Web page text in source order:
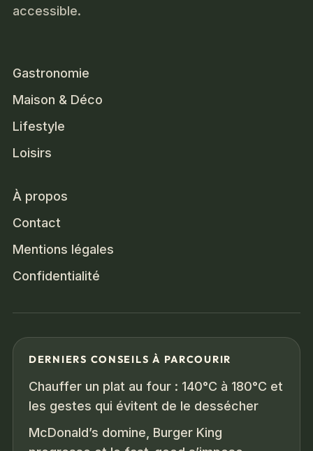
accessible.
Gastronomie
Maison & Déco
Lifestyle
Loisirs
À propos
Contact
Mentions légales
Confidentialité
DERNIERS CONSEILS À PARCOURIR
Chauffer un plat au four : 140°C à 180°C et
les gestes qui évitent de le dessécher
McDonald’s domine, Burger King